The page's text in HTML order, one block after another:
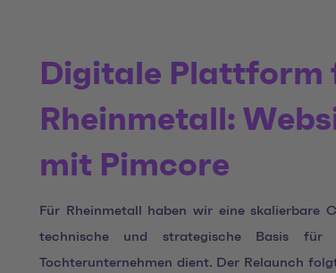
Digitale Plattform
Rheinmetall:
mit Pimcore
Für Rheinmetall haben wir eine skalierbare
technische und strategische Basis für
Tochterunternehmen dient. Der Relaunch